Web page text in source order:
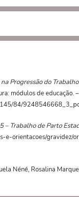
Progressão do
módulos de educação.
84/
Trabalho de Parto
e-orientacoes/
Néné, Rosalina